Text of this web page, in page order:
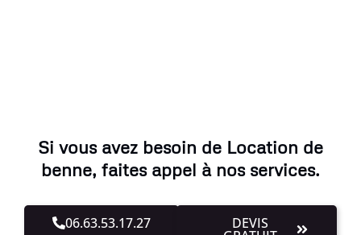
Si vous avez besoin de Location de
benne, faites appel à nos services.
06.63.53.17.27 DEVIS